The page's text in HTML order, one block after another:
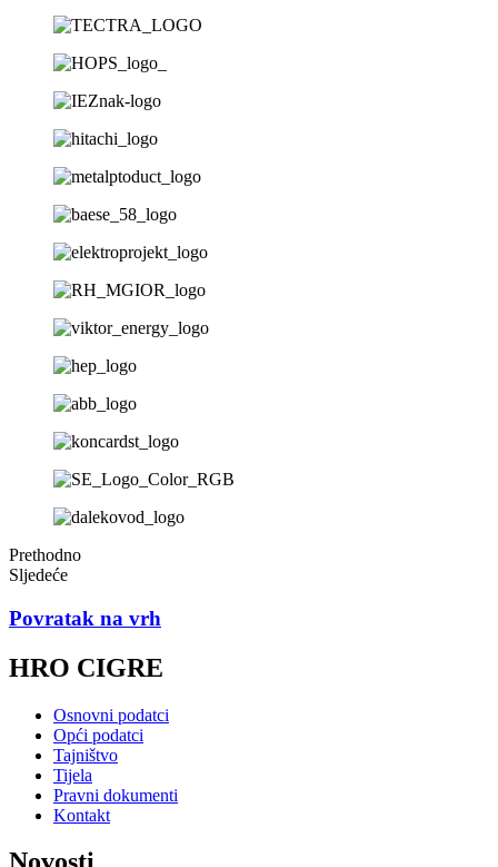
Prethodno
Sljedeće
Povratak na vrh
HRO CIGRE
Osnovni podatci
Opći podatci
Tajništvo
Tijela
Pravni dokumenti
Kontakt